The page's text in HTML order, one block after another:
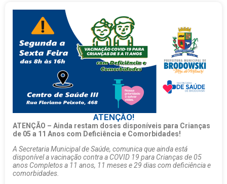
ATENÇÃO!
ATENÇÃO – Ainda restam doses disponíveis para Crianças
de 05 a 11 Anos com Deficiência e Comorbidades!
A Secretaria Municipal de Saúde, comunica que ainda está
disponível a vacinação contra a COVID 19 para Crianças de 05
anos Completos a 11 anos, 11 meses e 29 dias com deficiência e
comorbidades.